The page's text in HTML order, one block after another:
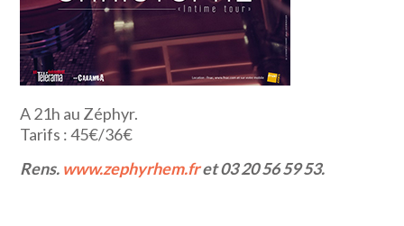
A 21h au Zéphyr.
Tarifs : 45€/36€
Rens. www.zephyrhem.fret 03 20 56 59 53.